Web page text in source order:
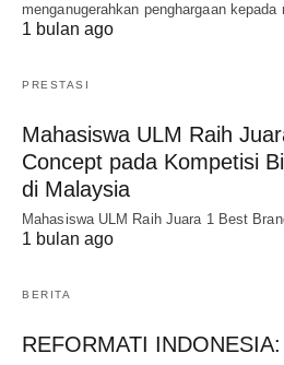
menganugerahkan penghargaan
1 bulan ago
PRESTASI
Mahasiswa ULM Raih
Concept pada Kompetisi
di Malaysia
Mahasiswa ULM Raih Juara 1 Best
1 bulan ago
BERITA
REFORMATI